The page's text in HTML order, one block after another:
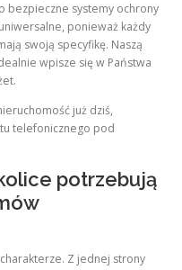
bezpieczne systemy ochrony
ponieważ każdy
swoją specyfikę. Naszą
wpisze się w Państwa
już dziś,
telefonicznego pod
potrzebują
Z jednej strony